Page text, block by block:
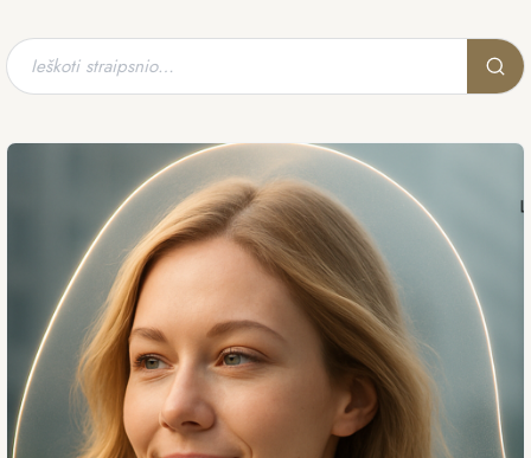
Ieškoti
straipsnio